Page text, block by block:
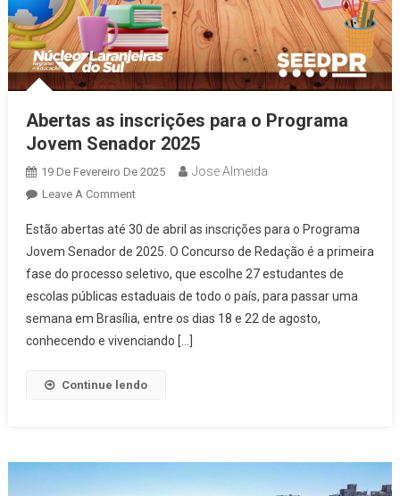
Abertas as inscrições para o Programa
Jovem Senador 2025
19 De Fevereiro De 2025 Jose Almeida
Leave A CommentOn
As
Inscrições
Para
O
Programa
Jovem
2025
Estão abertas até 30 de abril as inscrições para o Programa
Jovem Senador de 2025. O Concurso de Redação é a primeira
fase do processo seletivo, que escolhe 27 estudantes de
escolas públicas estaduais de todo o país, para passar uma
semana em Brasília, entre os dias 18 e 22 de agosto,
conhecendo e vivenciando […]
Continue lendo